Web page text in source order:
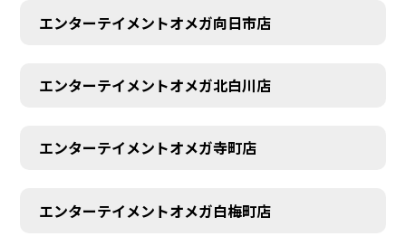
エンターテイメントオメガ向日市店
エンターテイメントオメガ北白川店
エンターテイメントオメガ寺町店
エンターテイメントオメガ白梅町店